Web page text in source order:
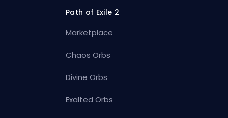
Path of Exile 2
Marketplace
Chaos Orbs
Divine Orbs
Exalted Orbs